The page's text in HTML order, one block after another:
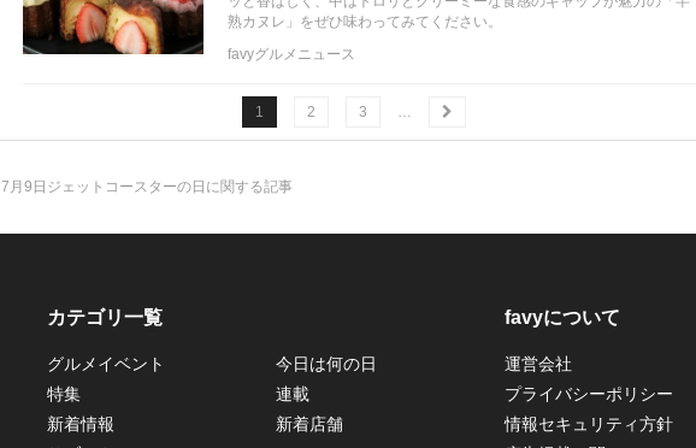
熟カヌレ」をぜひ味わってみてください。
favyグルメニュース
1 2 3
7月9日ジェットコースターの日に関する記事
カテゴリ一覧
グルメイベント
今日は何の日
特集
連載
新着情報
新着店舗
favyについて
運営会社
プライバシーポリシー
情報セキュリティ方針